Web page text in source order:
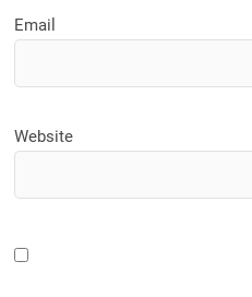
Email
Website